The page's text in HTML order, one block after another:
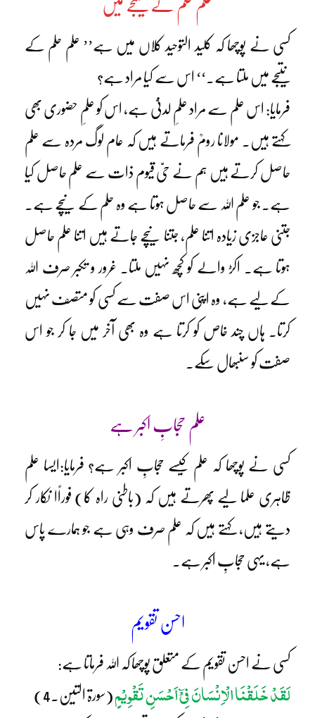
علم حلم کے نتیجے میں
کسی نے پوچھا کہ کلید التوحید کلاں میں ہے’’ علم حلم کے
نتیجے میں ملتا ہے۔‘‘ اس سے کیا مراد ہے؟
فرمایا: اس علم سے مراد علمِ لدنیّ ہے، اس کو علمِ حضوری بھی
کہتے ہیں۔ مولانا رومؒ فرماتے ہیں کہ عام لوگ مردہ سے علم
حاصل کرتے ہیں ہم نے حیّ قیوم ذات سے علم حاصل کیا
ہے۔ جو علم اللہ سے حاصل ہوتا ہے وہ حلم کے نیچے ہے۔
جتنی عاجزی زیادہ اتنا علم، جتنا نیچے جاتے ہیں اتنا علم حاصل
ہوتا ہے۔ اکڑ والے کو کچھ نہیں ملتا۔ غرور و تکبر صرف اللہ
کے لیے ہے، وہ اپنی اس صفت سے کسی کو متصف نہیں
کرتا۔ ہاں چند خاص کو کرتا ہے وہ بھی آخر میں جا کر جو اس
صفت کو سنبھال سکے۔
علم حجابِ اکبر ہے
کسی نے پوچھا کہ علم کیسے حجابِ اکبر ہے؟ فرمایا:ایسا علم
ظاہری علما لیے پھرتے ہیں کہ (باطنی راہ کا) فوراًا نکار کر
دیتے ہیں، کہتے ہیں کہ علم صرف وہی ہے جو ہمارے پاس
ہے، یہی حجابِ اکبر ہے۔
احسن تقویم
کسی نے احسن تقویم کے متعلق پوچھا کہ اللہ فرماتا ہے:
لَقَدْ خَلَقْنَا الْاِنْسَانَ فِیْٓ اَحْسَنِ تَقْوِیْمٍ (سورۃ التین۔4)